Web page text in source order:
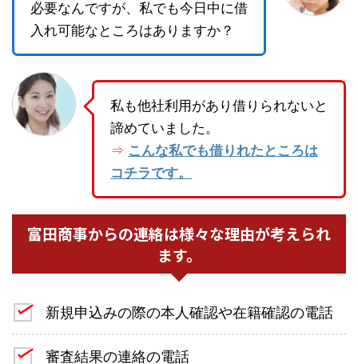
必要なんですが、私でも今日中に借
入れ可能なところはありますか？
私も他社利用があり借りられないと
諦めていました。
⇒ こんな私でも借りれたところは
コチラです。
富田商事からの連絡は様々な理由が考えられ
ます。
新規申込みの際の本人確認や在籍確認の電話
審査結果の連絡の電話